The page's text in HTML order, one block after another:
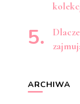
ARCHIWA